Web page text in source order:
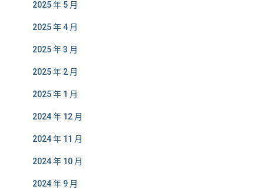
2025 年 5 月
2025 年 4 月
2025 年 3 月
2025 年 2 月
2025 年 1 月
2024 年 12 月
2024 年 11 月
2024 年 10 月
2024 年 9 月